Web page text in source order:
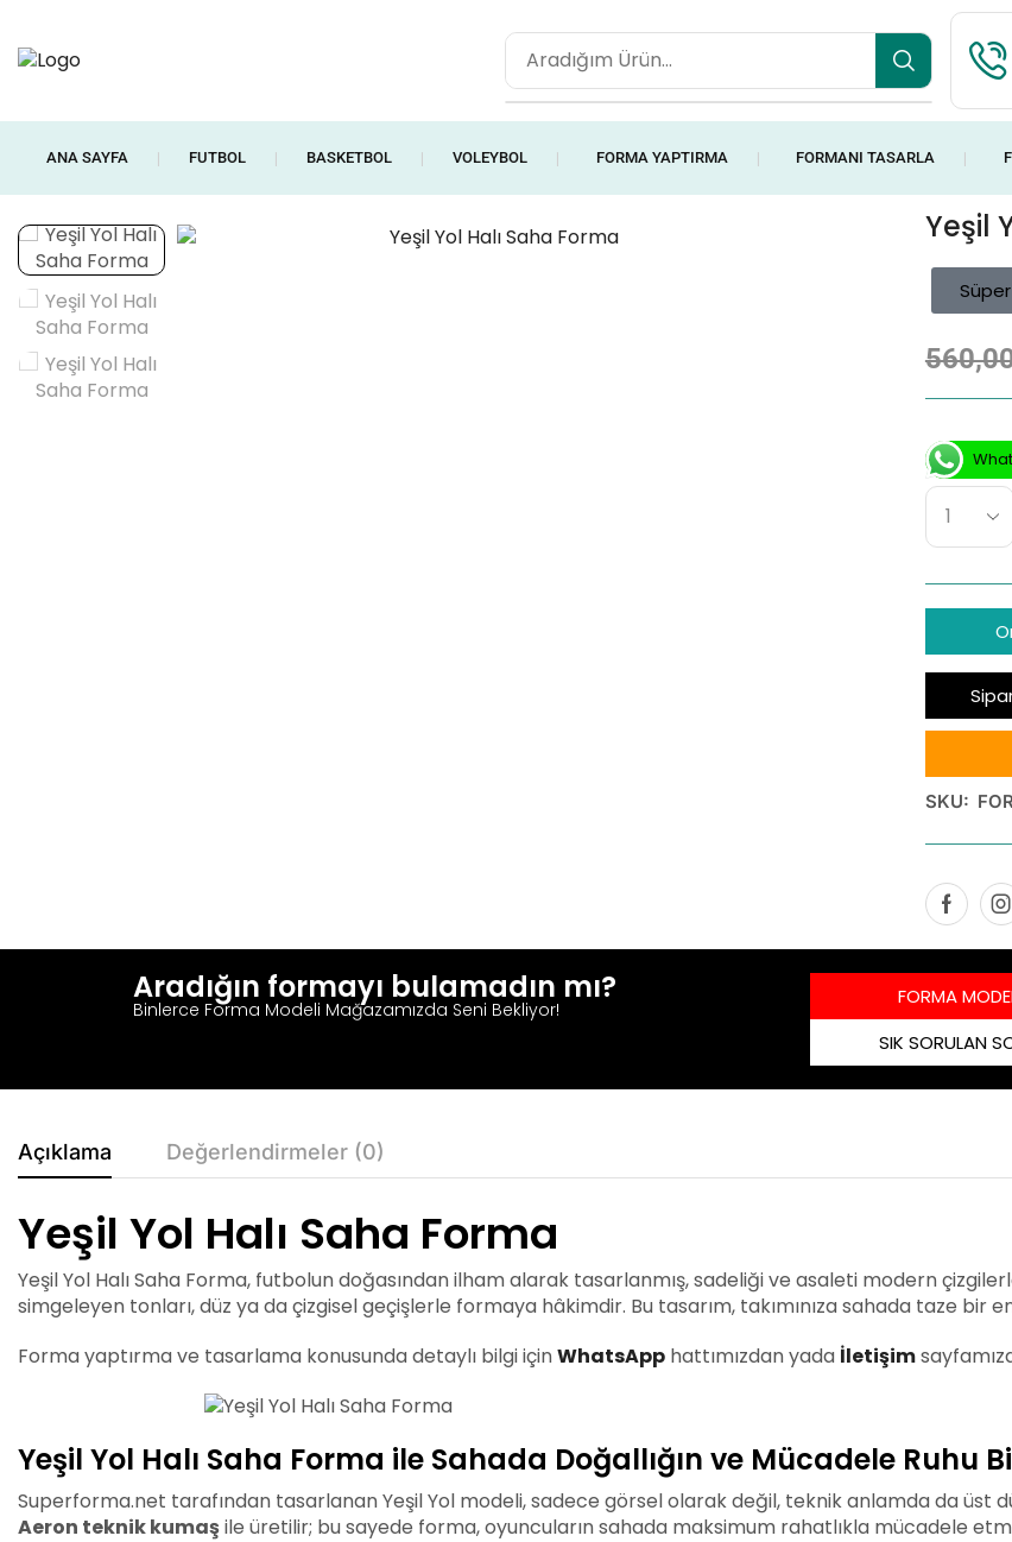
ANA SAYFA ❘ FUTBOL ❘ BASKETBOL ❘ VOLEYBOL ❘ FORMA YAPTIRMA ❘ FORMANI TASARLA ❘
Yeşil
SKU:
Aradığın formayı bulamadın mı?
Binlerce Forma Modeli Mağazamızda Seni Bekliyor!
FORMA
SIK SORULAN
Açıklama Değerlendirmeler (0)
Yeşil Yol Halı Saha Forma
Yeşil Yol Halı Saha Forma, futbolun doğasından ilham alarak tasarlanmış, sadeliği ve asaleti modern
simgeleyen tonları, düz ya da çizgisel geçişlerle formaya hâkimdir. Bu tasarım, takımınıza sahada taze bir
Forma yaptırma ve tasarlama konusunda detaylı bilgi içinWhatsApp hattımızdan yada İletişim
Yeşil Yol Halı Saha Forma ile Sahada Doğallığın ve Mücadele Ruhu
Superforma.net tarafından tasarlanan Yeşil Yol modeli, sadece görsel olarak değil, teknik anlamda da
Aeron teknik kumaşile üretilir; bu sayede forma, oyuncuların sahada maksimum rahatlıkla mücadele